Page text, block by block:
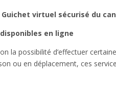
virtuel sécurisé du
en ligne
la possibilité d’effectuer
ou en déplacement, ces